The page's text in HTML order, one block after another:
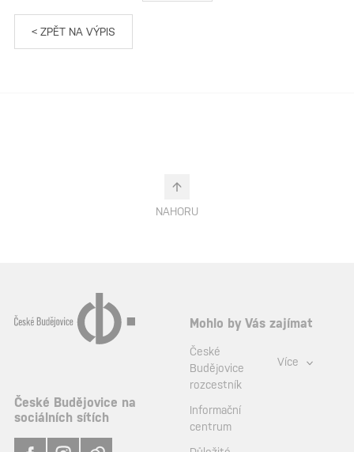
< ZPĚT NA VÝPIS
NAHORU
České Budějovice na
sociálních sítích
Mohlo by Vás zajímat
České
Budějovice
rozcestník
Informační
centrum
Více